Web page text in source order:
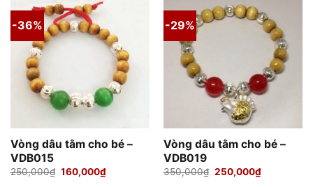
-36%
Vòng dâu tằm cho bé –
VDB015
250,000₫ Giá
160,000₫Giá
hiện
-29%
Vòng dâu tằm cho bé –
VDB019
350,000₫ Giá
250,000₫Giá
hiện